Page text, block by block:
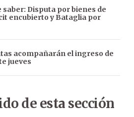
saber: Disputa por bienes de
encubierto y Bataglia por
acompañarán el ingreso de
jueves
de esta sección